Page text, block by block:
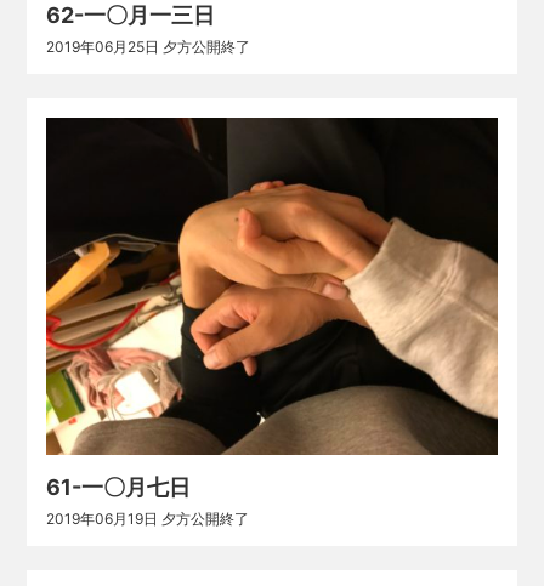
62-一〇月一三日
2019年06月25日 夕方公開終了
61-一〇月七日
2019年06月19日 夕方公開終了